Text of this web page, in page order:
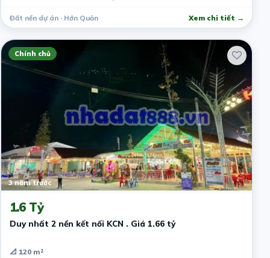
Đất nền dự án · Hớn Quản Xem chi tiết →
Chính chủ
3 năm trước
1.6 Tỷ
Duy nhất 2 nền kết nối KCN . Giá 1.66 tỷ
📐 120 m²